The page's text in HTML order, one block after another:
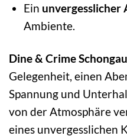
Ein unvergesslicher
Ambiente.
Dine & Crime Schongau
Gelegenheit, einen
Spannung und
von der Atmosphäre
eines unvergesslichen